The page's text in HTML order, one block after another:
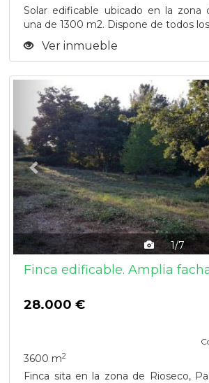
Solar edificable ubicado en la zona
una de 1300 m2. Dispone de todos
Ver inmueble
1/7
Previous
Finca edificable. Amplia
28.000 €
3600 m2
Finca sita en la zona de Rioseco,